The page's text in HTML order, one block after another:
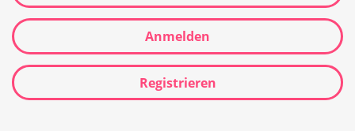
Anmelden
Registrieren